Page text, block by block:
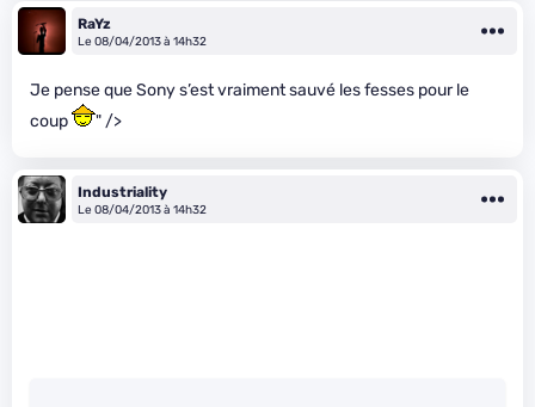
RaYz
Le 08/04/2013 à 14h32
Je pense que Sony s’est vraiment sauvé les fesses pour le
coup
" />
Industriality
Le 08/04/2013 à 14h32